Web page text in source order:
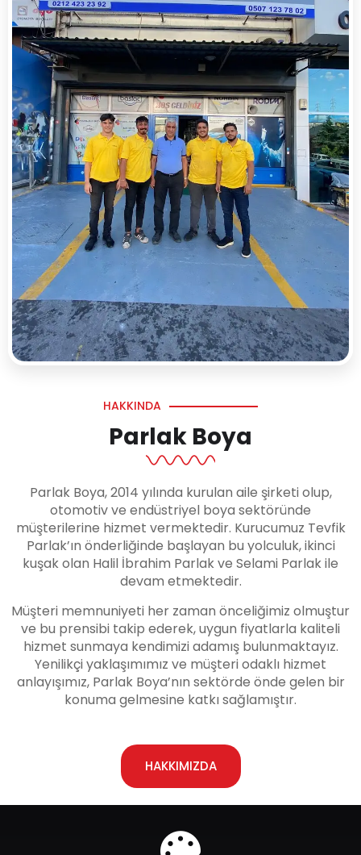
HAKKINDA
Parlak Boya
Parlak Boya, 2014 yılında kurulan aile şirketi olup,
otomotiv ve endüstriyel boya sektöründe
müşterilerine hizmet vermektedir. Kurucumuz Tevfik
Parlak’ın önderliğinde başlayan bu yolculuk, ikinci
kuşak olan Halil İbrahim Parlak ve Selami Parlak ile
devam etmektedir.
Müşteri memnuniyeti her zaman önceliğimiz olmuştur
ve bu prensibi takip ederek, uygun fiyatlarla kaliteli
hizmet sunmaya kendimizi adamış bulunmaktayız.
Yenilikçi yaklaşımımız ve müşteri odaklı hizmet
anlayışımız, Parlak Boya’nın sektörde önde gelen bir
konuma gelmesine katkı sağlamıştır.
HAKKIMIZDA